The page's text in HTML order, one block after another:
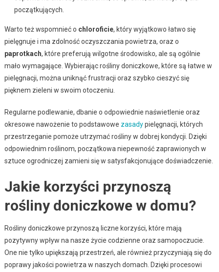
początkujących.
Warto też wspomnieć o chloroficie, który wyjątkowo łatwo się
pielęgnuje i ma zdolność oczyszczania powietrza, oraz o
paprotkach, które preferują wilgotne środowisko, ale są ogólnie
mało wymagające. Wybierając rośliny doniczkowe, które są łatwe w
pielęgnacji, można uniknąć frustracji oraz szybko cieszyć się
pięknem zieleni w swoim otoczeniu.
Regularne podlewanie, dbanie o odpowiednie naświetlenie oraz
okresowe nawożenie to podstawowe zasadypielęgnacji, których
przestrzeganie pomoże utrzymać rośliny w dobrej kondycji. Dzięki
odpowiednim roślinom, początkowa niepewność zaprawionych w
sztuce ogrodniczej zamieni się w satysfakcjonujące doświadczenie.
Jakie korzyści przynoszą
rośliny doniczkowe w domu?
Rośliny doniczkowe przynoszą liczne korzyści, które mają
pozytywny wpływ na nasze życie codzienne oraz samopoczucie.
One nie tylko upiększają przestrzeń, ale również przyczyniają się do
poprawy jakości powietrza w naszych domach. Dzięki procesowi